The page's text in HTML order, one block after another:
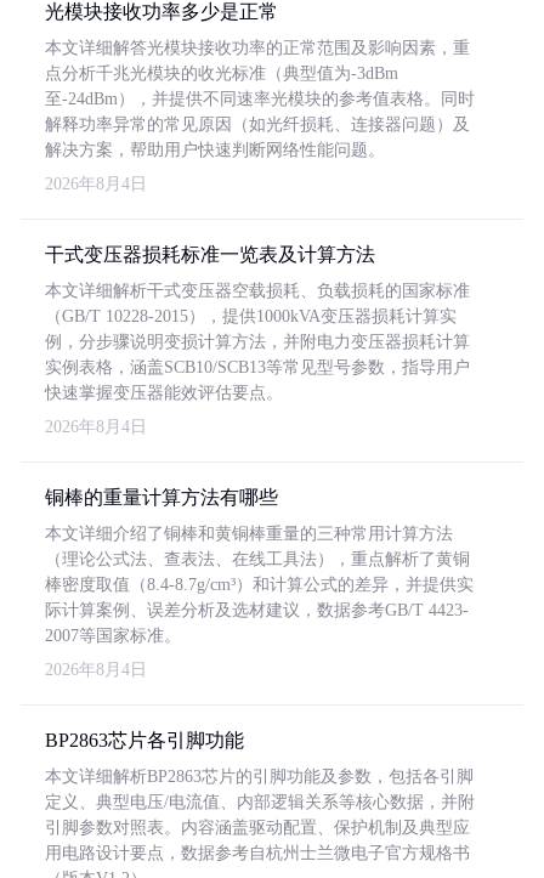
光模块接收功率多少是正常
本文详细解答光模块接收功率的正常范围及影响因素，重
点分析千兆光模块的收光标准（典型值为-3dBm
至-24dBm），并提供不同速率光模块的参考值表格。同时
解释功率异常的常见原因（如光纤损耗、连接器问题）及
解决方案，帮助用户快速判断网络性能问题。
2026年8月4日
干式变压器损耗标准一览表及计算方法
本文详细解析干式变压器空载损耗、负载损耗的国家标准
（GB/T 10228-2015），提供1000kVA变压器损耗计算实
例，分步骤说明变损计算方法，并附电力变压器损耗计算
实例表格，涵盖SCB10/SCB13等常见型号参数，指导用户
快速掌握变压器能效评估要点。
2026年8月4日
铜棒的重量计算方法有哪些
本文详细介绍了铜棒和黄铜棒重量的三种常用计算方法
（理论公式法、查表法、在线工具法），重点解析了黄铜
棒密度取值（8.4-8.7g/cm³）和计算公式的差异，并提供实
际计算案例、误差分析及选材建议，数据参考GB/T 4423-
2007等国家标准。
2026年8月4日
BP2863芯片各引脚功能
本文详细解析BP2863芯片的引脚功能及参数，包括各引脚
定义、典型电压/电流值、内部逻辑关系等核心数据，并附
引脚参数对照表。内容涵盖驱动配置、保护机制及典型应
用电路设计要点，数据参考自杭州士兰微电子官方规格书